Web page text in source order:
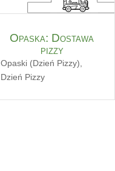
Opaska: Dostawa
pizzy
Opaski (Dzień Pizzy),
Dzień Pizzy